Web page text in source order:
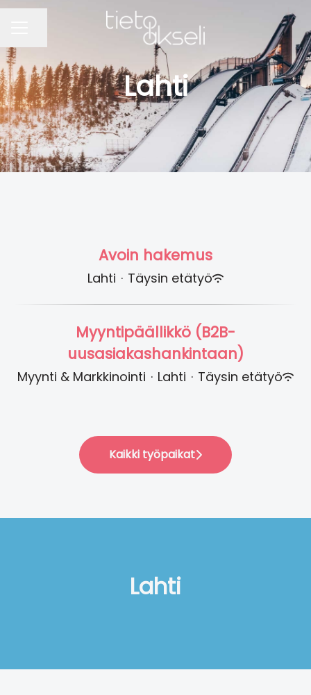
Lahti
Avoin hakemus
Lahti · Täysin etätyö
Myyntipäällikkö (B2B-
uusasiakashankintaan)
Myynti & Markkinointi · Lahti · Täysin etätyö
Kaikki työpaikat
Lahti